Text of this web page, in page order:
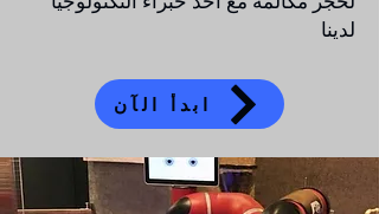
لدينا
ابدأ الآن